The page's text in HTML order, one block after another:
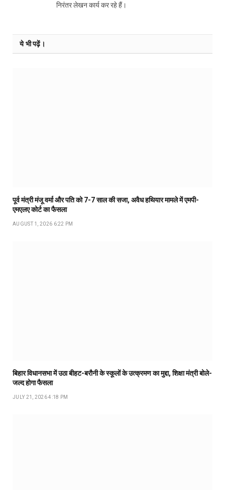
निरंतर लेखन कार्य कर रहे हैं।
ये भी पढ़ें।
पूर्व मंत्री मंजू वर्मा और पति को 7-7 साल की सजा, अवैध हथियार मामले में एमपी-
एमएलए कोर्ट का फैसला
AUGUST 1, 2026 6:22 PM
बिहार विधानसभा में उठा बीहट-बरौनी के स्कूलों के उत्क्रमण का मुद्दा, शिक्षा मंत्री बोले-
जल्द होगा फैसला
JULY 21, 2026 4:18 PM